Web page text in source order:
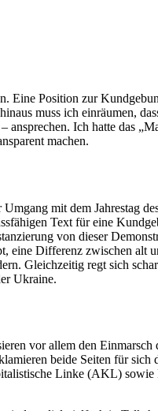
Eine Position zur
muss ich einräumen,
Ich hatte das
machen.
mit dem Jahrestag
Text für eine
von dieser
Differenz zwischen alt
Gleichzeitig regt sich
Ukraine.
vor allem den
beide Seiten für
Linke (AKL)